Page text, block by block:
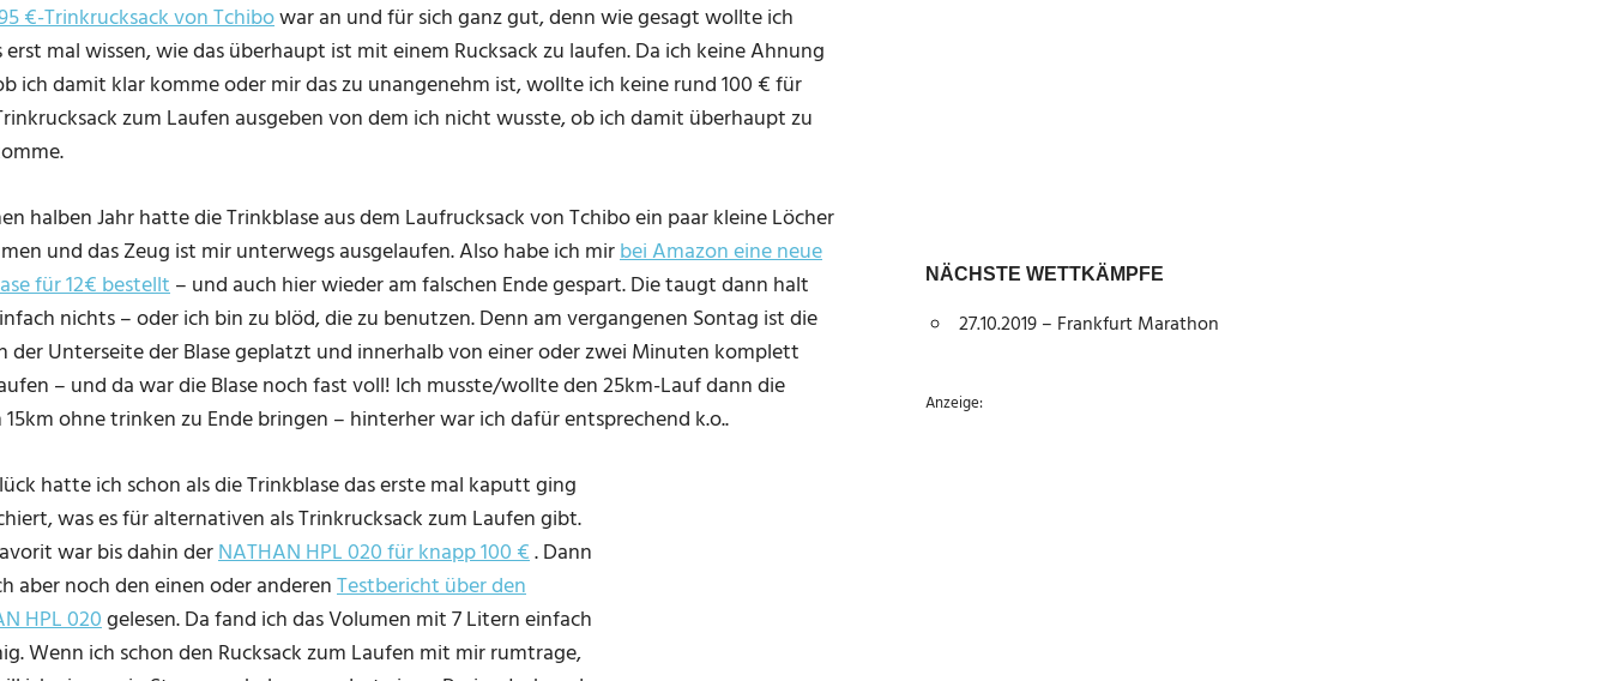
€-Trinkrucksack von Tchibowar an und für sich ganz gut, denn wie gesagt wollte ich
erst mal wissen, wie das überhaupt ist mit einem Rucksack zu laufen. Da ich keine Ahnung
ich damit klar komme oder mir das zu unangenehm ist, wollte ich keine rund 100 € für
zum Laufen ausgeben von dem ich nicht wusste, ob ich damit überhaupt zu
halben Jahr hatte die Trinkblase aus dem Laufrucksack von Tchibo ein paar kleine Löcher
und das Zeug ist mir unterwegs ausgelaufen. Also habe ich mirbei Amazon eine neue
für 12€ bestellt– und auch hier wieder am falschen Ende gespart. Die taugt dann halt
nichts – oder ich bin zu blöd, die zu benutzen. Denn am vergangenen Sontag ist die
der Unterseite der Blase geplatzt und innerhalb von einer oder zwei Minuten komplett
– und da war die Blase noch fast voll! Ich musste/wollte den 25km-Lauf dann die
ohne trinken zu Ende bringen – hinterher war ich dafür entsprechend k.o..
hatte ich schon als die Trinkblase das erste mal kaputt ging
was es für alternativen als Trinkrucksack zum Laufen gibt.
war bis dahin derNATHAN HPL 020 für knapp 100 €. Dann
aber noch den einen oder anderenTestbericht über den
HPL 020gelesen. Da fand ich das Volumen mit 7 Litern einfach
Wenn ich schon den Rucksack zum Laufen mit mir rumtrage,
NÄCHSTE WETTKÄMPFE
27.10.2019 – Frankfurt Marathon
Anzeige: